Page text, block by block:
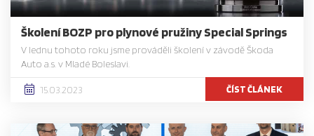
Školení BOZP pro plynové pružiny Special Springs
V lednu tohoto roku jsme prováděli školení v závodě Škoda
Auto a.s. v Mladé Boleslavi.
15.03.2023 ČÍST ČLÁNEK